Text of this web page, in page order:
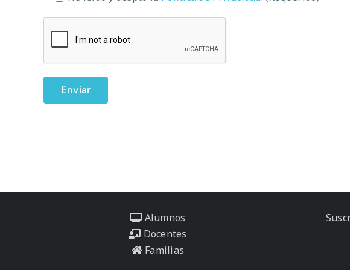
Alumnos
Docentes
Familias